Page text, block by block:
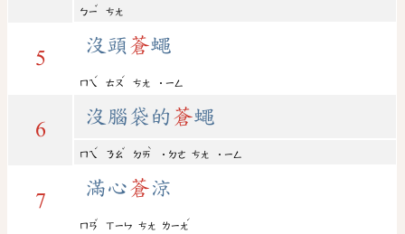
ㄅㄧ
ˇ
ㄘㄤ
5
沒頭 蒼蠅
ㄇㄟ
ˊ
ㄊㄡ
ˊ
ㄘㄤ ˙ㄧㄥ
6
沒腦袋的 蒼蠅
ㄇㄟ
ˊ
ㄋㄠ
ˇ
ㄉㄞ
ˋ
˙ㄉㄜ ㄘㄤ ˙ㄧㄥ
7
滿心蒼涼
ㄇㄢ
ˇ
ㄒㄧㄣ ㄘㄤ ㄌㄧㄤ
ˊ